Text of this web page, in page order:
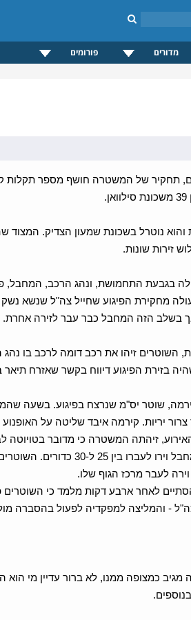
מדורים פורומים
תחקיר של המשטרה חושף מספר תקלות
נוטרל בשכונת שמעון הצדיק. המצוד
זירות שונות.
בגבעת התחמושת, ונהג הרכב, המחבל,
מחקירת הפיגוע שחייל צה"ל שנשא
בשלב הזה המחבל כבר עבר לזירה אחרת.
השוטרים זיהו את רכב דומה לרכב בו
בזירת הפיגוע דיווח בקשר שאזרח תיאר
שוטר יס"מ שנרצח בפיגוע. בשעה
יריות. קירמה איבד שליטה על האופנוע
זיהתה המשטרה כי מדובר בטויוטה
בשלב הזה, שוטרי סיור, מג"ב ויס"מ יישרו קו
לעבר מרכז הגוף שלו.
לאחר ארבע דקות מלמד כי השוטרים
- והמליצה למפקדיה לפעול בהסברה מול
כמצופה ממנו, לא ברור עדיין מי